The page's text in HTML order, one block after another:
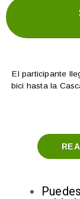
El participante
bici hasta la